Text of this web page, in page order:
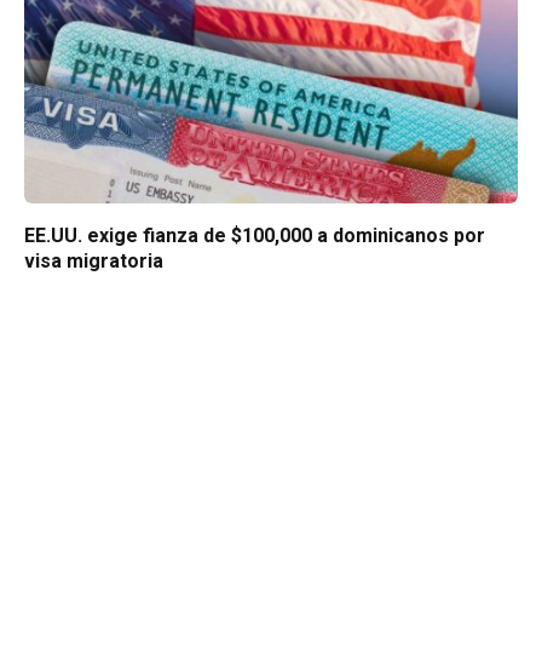
EE.UU. exige fianza de $100,000 a dominicanos por
visa migratoria